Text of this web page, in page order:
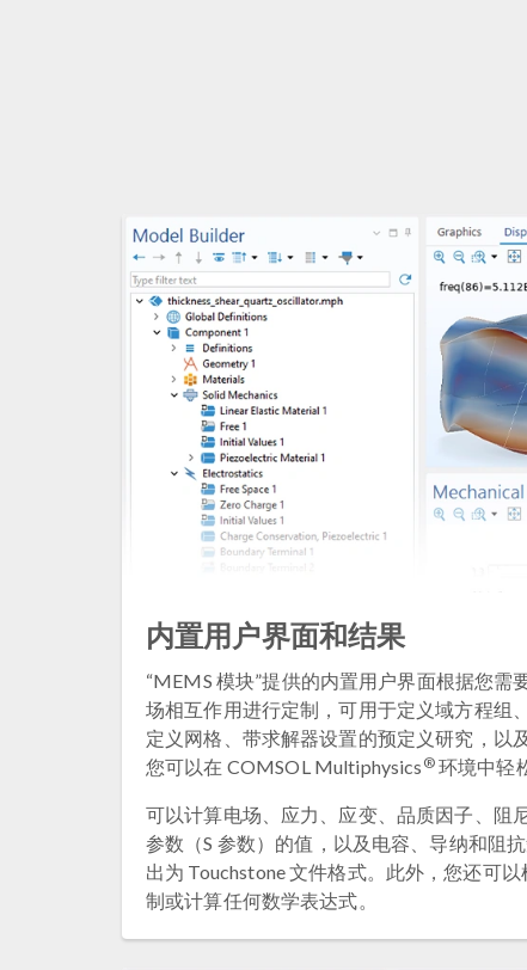
内置用户界面和结果
“MEMS 模块”提供的内置用户界面根据您需
场相互作用进行定制，可用于定义域方程组
定义网格、带求解器设置的预定义研究，以
您可以在 COMSOL Multiphysics ®环境中轻
可以计算电场、应力、应变、品质因子、阻
参数（S 参数）的值，以及电容、导纳和阻
出为 Touchstone 文件格式。此外，您还可
制或计算任何数学表达式。